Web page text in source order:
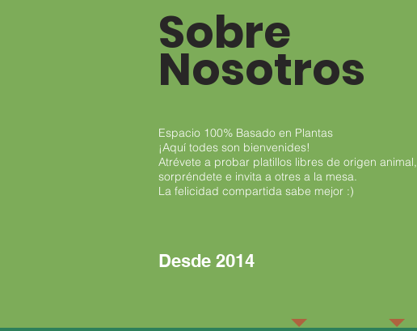
Sobre
Nosotros
Espacio 100% Basado en Plantas
¡Aquí todes son bienvenides!
Atrévete a probar platillos libres de origen animal,
sorpréndete e invita a otres a la mesa.
La felicidad compartida sabe mejor :)
Desde 2014